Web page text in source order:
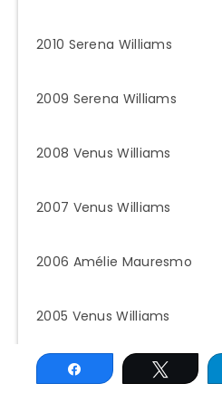
2010 Serena Williams
2009 Serena Williams
2008 Venus Williams
2007 Venus Williams
2006 Amélie Mauresmo
2005 Venus Williams
2004 Maria Sharapova
Compartir Twittear